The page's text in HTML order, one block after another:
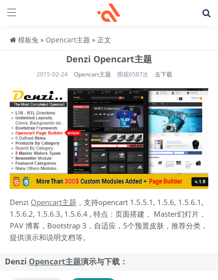
模板兔 » Opencart主题 » 正文
Denzi Opencart主题
2015-02-24 Opencart主题 围观6587次 去下载
Denzi Opencart主题 ，支持opencart 1.5.5.1, 1.5.6, 1.5.6.1,
1.5.6.2, 1.5.6.3, 1.5.6.4 , 特点：页面搭建， Master幻灯片，
PAV 博客，Bootstrap 3，自适应，5个预置皮肤，推荐分类，
提供演示和说明文档等。
Denzi Opencart主题演示与下载：